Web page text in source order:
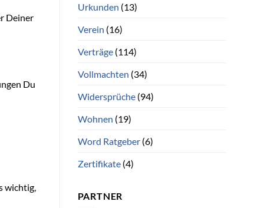
Deiner
Du
wichtig,
Urkunden (13)
Verein (16)
Verträge(114)
Vollmachten (34)
Widersprüche(94)
Wohnen (19)
Word Ratgeber(6)
Zertifikate(4)
PARTNER